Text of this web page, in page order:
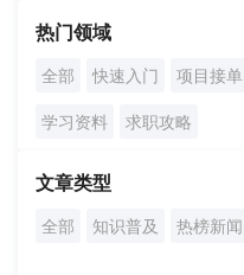
项目库
人才培养
教育创新产品
热门领域
全部 快速入门 项目接单
学习资料
求职攻略
文章类型
全部 知识普及 热榜新闻